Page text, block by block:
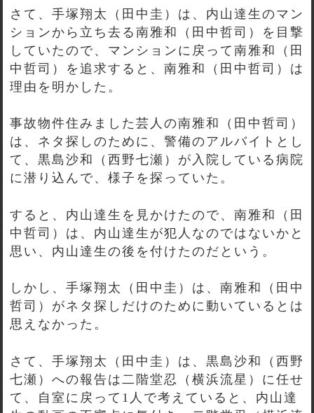
さて、手塚翔太（田中圭）は、内山達生のマン
ションから立ち去る南雅和（田中哲司）を目撃
していたので、マンションに戻って南雅和（田
中哲司）を追求すると、南雅和（田中哲司）は
理由を明かした。
事故物件住みました芸人の南雅和（田中哲司）
は、ネタ探しのために、警備のアルバイトとし
て、黒島沙和（西野七瀬）が入院している病院
に潜り込んで、様子を探っていた。
すると、内山達生を見かけたので、南雅和（田
中哲司）は、内山達生が犯人なのではないかと
思い、内山達生の後を付けたのだという。
しかし、手塚翔太（田中圭）は、南雅和（田中
哲司）がネタ探しだけのために動いているとは
思えなかった。
さて、手塚翔太（田中圭）は、黒島沙和（西野
七瀬）への報告は二階堂忍（横浜流星）に任せ
て、自室に戻って1人で考えていると、内山達